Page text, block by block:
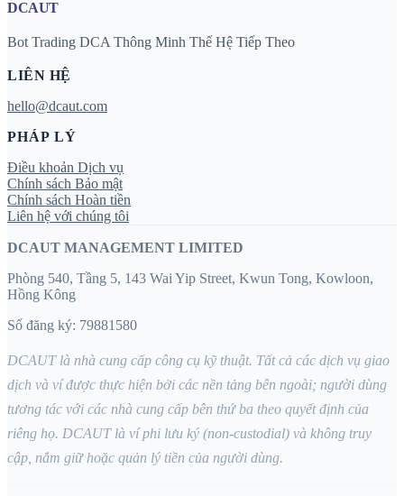
DCAUT
Bot Trading DCA Thông Minh Thế Hệ Tiếp Theo
LIÊN HỆ
hello@dcaut.com
PHÁP LÝ
Điều khoản Dịch vụ
Chính sách Bảo mật
Chính sách Hoàn tiền
Liên hệ với chúng tôi
DCAUT MANAGEMENT LIMITED
Phòng 540, Tầng 5, 143 Wai Yip Street, Kwun Tong, Kowloon,
Hồng Kông
Số đăng ký: 79881580
DCAUT là nhà cung cấp công cụ kỹ thuật. Tất cả các dịch vụ giao
dịch và ví được thực hiện bởi các nền tảng bên ngoài; người dùng
tương tác với các nhà cung cấp bên thứ ba theo quyết định của
riêng họ. DCAUT là ví phi lưu ký (non-custodial) và không truy
cập, nắm giữ hoặc quản lý tiền của người dùng.